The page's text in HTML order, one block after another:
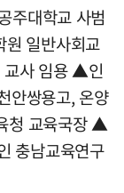
대학교 사범
일반사회교
교사 임용 ▲인
안쌍용고, 온양
청 교육국장 ▲
충남교육연구